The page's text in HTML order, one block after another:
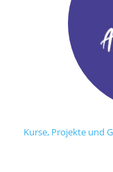
Kurse, Projekte und